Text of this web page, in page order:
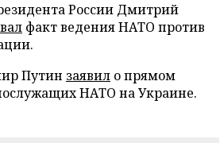
России Дмитрий
факт ведения НАТО против
Путин заявил о прямом
НАТО на Украине.